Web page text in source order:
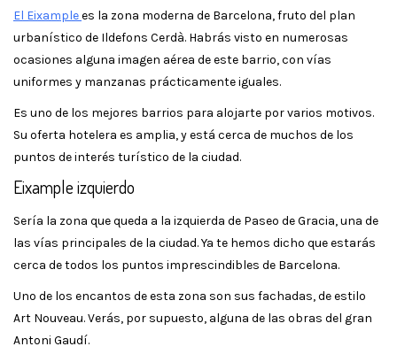
El Eixamplees la zona moderna de Barcelona, fruto del plan
urbanístico de Ildefons Cerdà. Habrás visto en numerosas
ocasiones alguna imagen aérea de este barrio, con vías
uniformes y manzanas prácticamente iguales.
Es uno de los mejores barrios para alojarte por varios motivos.
Su oferta hotelera es amplia, y está cerca de muchos de los
puntos de interés turístico de la ciudad.
Eixample izquierdo
Sería la zona que queda a la izquierda de Paseo de Gracia, una de
las vías principales de la ciudad. Ya te hemos dicho que estarás
cerca de todos los puntos imprescindibles de Barcelona.
Uno de los encantos de esta zona son sus fachadas, de estilo
Art Nouveau. Verás, por supuesto, alguna de las obras del gran
Antoni Gaudí.